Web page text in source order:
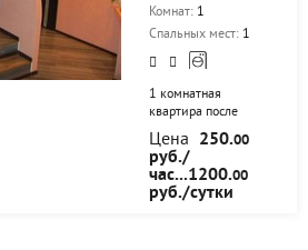
Комнат: 1
Спальных мест: 1
1 комнатная
квартира после
ремонта. вся
необходимая
мебель и бытовая
техника. имеется
балкон. в доме
Цена 250.00
руб./
час...1200.00
руб./сутки